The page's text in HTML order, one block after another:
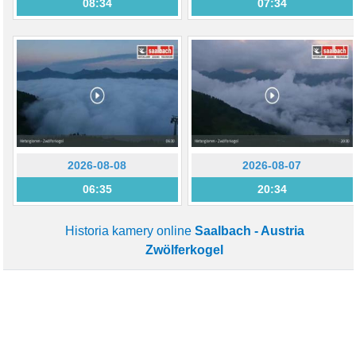
08:34 07:34
2026-08-08
06:35
2026-08-07
20:34
Historia kamery online Saalbach - Austria
Zwölferkogel